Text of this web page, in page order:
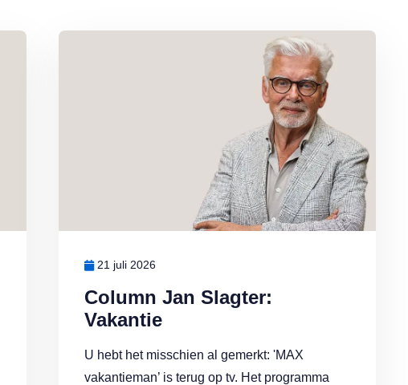
Column Jan Slagter:
Vakantie
21 juli 2026
U hebt het misschien al gemerkt: 'MAX
vakantieman’ is terug op tv. Het programma
Lees meer over Column Jan Slagter: Vakantie